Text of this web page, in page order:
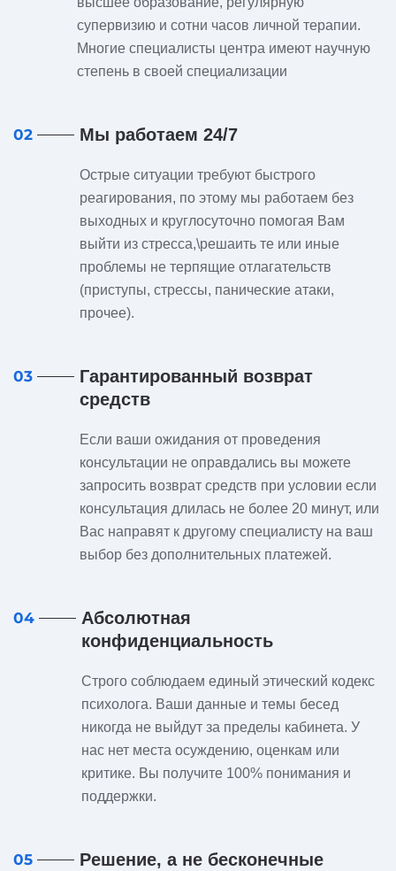
супервизию и сотни часов личной терапии.
Многие специалисты центра имеют научную
степень в своей специализации
02 Мы работаем 24/7
Острые ситуации требуют быстрого
реагирования, по этому мы работаем без
выходных и круглосуточно помогая Вам
выйти из стресса,\решаить те или иные
проблемы не терпящие отлагательств
(приступы, стрессы, панические атаки,
прочее).
03
Гарантированный возврат
средств
Если ваши ожидания от проведения
консультации не оправдались вы можете
запросить возврат средств при условии если
консультация длилась не более 20 минут, или
Вас направят к другому специалисту на ваш
выбор без дополнительных платежей.
04
Абсолютная
конфиденциальность
Строго соблюдаем единый этический кодекс
психолога. Ваши данные и темы бесед
никогда не выйдут за пределы кабинета. У
нас нет места осуждению, оценкам или
критике. Вы получите 100% понимания и
поддержки.
05
Решение, а не бесконечные